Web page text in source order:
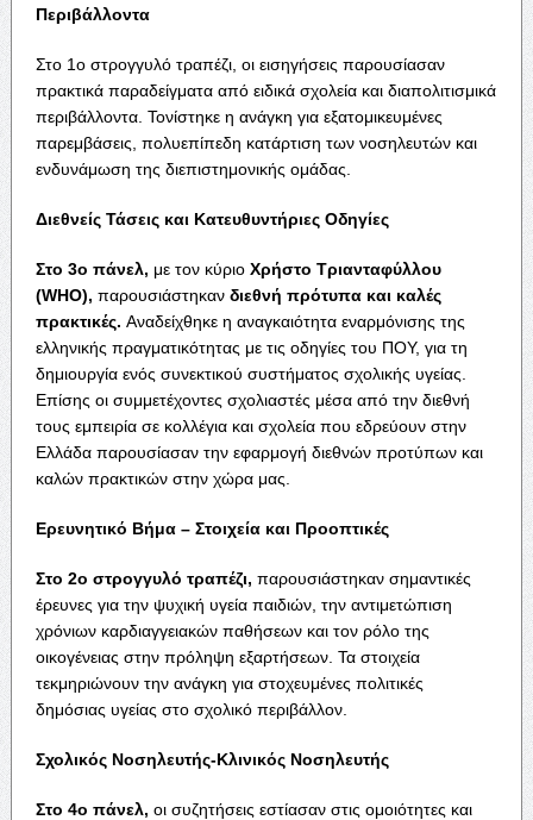
Περιβάλλοντα
Στο 1ο στρογγυλό τραπέζι, οι εισηγήσεις παρουσίασαν
πρακτικά παραδείγματα από ειδικά σχολεία και διαπολιτισμικά
περιβάλλοντα. Τονίστηκε η ανάγκη για εξατομικευμένες
παρεμβάσεις, πολυεπίπεδη κατάρτιση των νοσηλευτών και
ενδυνάμωση της διεπιστημονικής ομάδας.
Διεθνείς Τάσεις και Κατευθυντήριες Οδηγίες
Στο 3ο πάνελ, με τον κύριο Χρήστο Τριανταφύλλου
(WHO), παρουσιάστηκαν διεθνή πρότυπα και καλές
πρακτικές. Αναδείχθηκε η αναγκαιότητα εναρμόνισης της
ελληνικής πραγματικότητας με τις οδηγίες του ΠΟΥ, για τη
δημιουργία ενός συνεκτικού συστήματος σχολικής υγείας.
Επίσης οι συμμετέχοντες σχολιαστές μέσα από την διεθνή
τους εμπειρία σε κολλέγια και σχολεία που εδρεύουν στην
Ελλάδα παρουσίασαν την εφαρμογή διεθνών προτύπων και
καλών πρακτικών στην χώρα μας.
Ερευνητικό Βήμα – Στοιχεία και Προοπτικές
Στο 2ο στρογγυλό τραπέζι, παρουσιάστηκαν σημαντικές
έρευνες για την ψυχική υγεία παιδιών, την αντιμετώπιση
χρόνιων καρδιαγγειακών παθήσεων και τον ρόλο της
οικογένειας στην πρόληψη εξαρτήσεων. Τα στοιχεία
τεκμηριώνουν την ανάγκη για στοχευμένες πολιτικές
δημόσιας υγείας στο σχολικό περιβάλλον.
Σχολικός Νοσηλευτής-Κλινικός Νοσηλευτής
Στο 4ο πάνελ, οι συζητήσεις εστίασαν στις ομοιότητες και